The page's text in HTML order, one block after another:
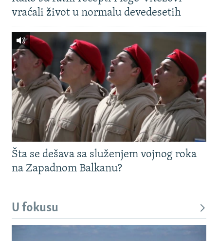
vraćali život u normalu devedesetih
Šta se dešava sa služenjem vojnog roka
na Zapadnom Balkanu?
U fokusu